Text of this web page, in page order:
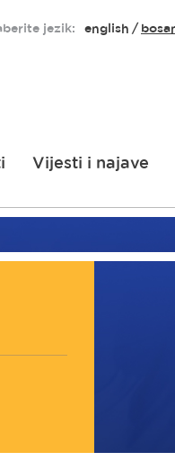
jezik: english
Vijesti i najave